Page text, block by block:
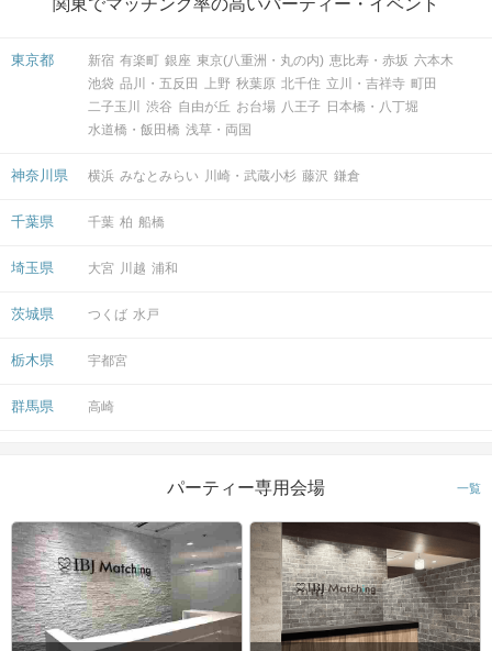
東京都 新宿 有楽町 銀座 東京(八重洲・丸の内) 恵比寿・赤坂 六本木
池袋 品川・五反田 上野 秋葉原 北千住 立川・吉祥寺 町田
二子玉川
渋谷 自由が丘 お台場 八王子 日本橋・八丁堀
水道橋・飯田橋 浅草・両国
神奈川県 横浜 みなとみらい 川崎・武蔵小杉 藤沢 鎌倉
千葉県 千葉 柏 船橋
埼玉県 大宮 川越 浦和
茨城県 つくば 水戸
栃木県 宇都宮
群馬県 高崎
パーティー専用会場 一覧